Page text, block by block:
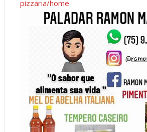
pizzaria/home